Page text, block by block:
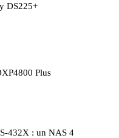
DS225+
Plus
432X : un NAS 4